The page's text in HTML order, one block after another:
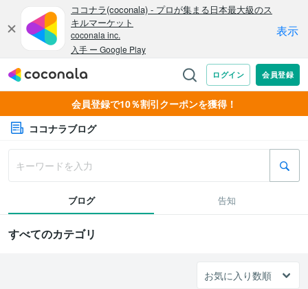
会員登録で10％割引クーポンを獲得！
ココナラブログ
ブログ 告知
すべてのカテゴリ